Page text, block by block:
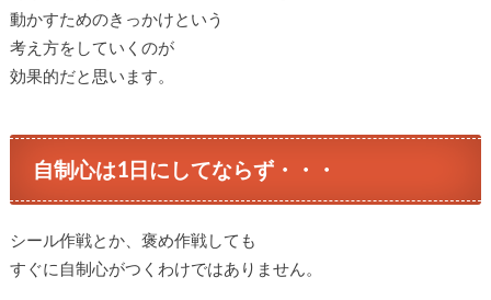
動かすためのきっかけという
考え方をしていくのが
効果的だと思います。
自制心は1日にしてならず・・・
シール作戦とか、褒め作戦しても
すぐに自制心がつくわけではありません。